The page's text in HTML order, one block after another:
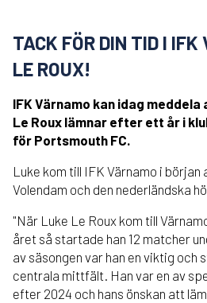
TACK FÖR DIN TID I
LE ROUX!
IFK Värnamo kan idag
Le Roux lämnar efter ett år i
för Portsmouth FC.
Luke kom till IFK Värnamo i början
Volendam och den nederländska
"När Luke Le Roux kom till
året så startade han 12 matcher
av säsongen var han en viktig och
centrala mittfält. Han var en av
efter 2024 och hans önskan att